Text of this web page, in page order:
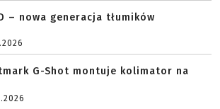
– nowa generacja tłumików
G-Shot montuje kolimator na